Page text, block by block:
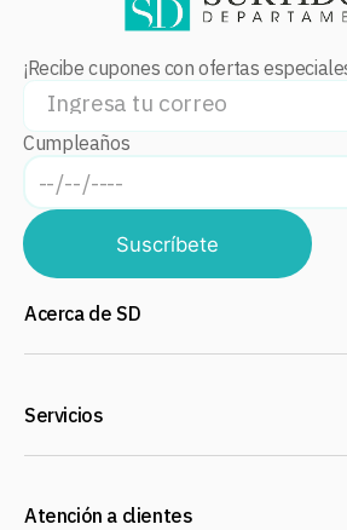
¡Recibe cupones con ofertas
Cumpleaños
Suscríbete
Acerca de SD
Servicios
Atención a clientes